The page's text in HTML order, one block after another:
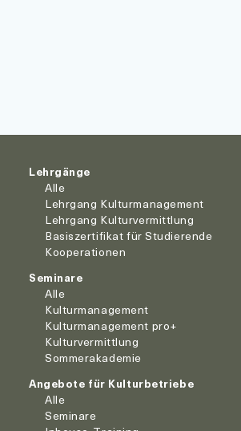
Lehrgänge
Alle
Lehrgang Kulturmanagement
Lehrgang Kulturvermittlung
Basiszertifikat für Studierende
Kooperationen
Seminare
Alle
Kulturmanagement
Kulturmanagement pro+
Kulturvermittlung
Sommerakademie
Angebote für Kulturbetriebe
Alle
Seminare